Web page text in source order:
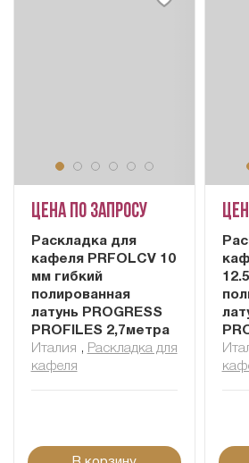
Цена по запросу
Раскладка для
кафеля PRFOLCV 10
мм гибкий
полированная
латунь PROGRESS
PROFILES 2,7метра
Италия , Раскладка для
кафеля